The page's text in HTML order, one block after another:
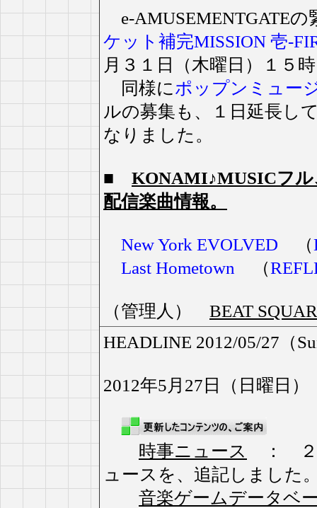
e-AMUSEMENTGATE
ケット補完MISSION 壱-
月３１日（木曜日）１５
同様にポップンミュー
ルの募集も、１日延長し
なりました。
■ KONAMI♪MUSICフル
配信楽曲情報。
New York EVOLVED （
Last Hometown （
（管理人） BEAT
HEADLINE 2012/05/27（
2012年5月27日（日曜日）
時事ニュース
： ２
ュースを、追記しました
音楽ゲームデータベ